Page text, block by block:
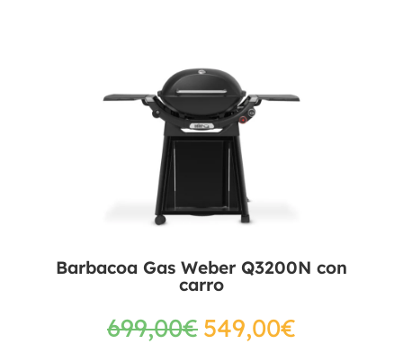
Barbacoa Gas Weber Q3200N con
carro
699,00€ 549,00€